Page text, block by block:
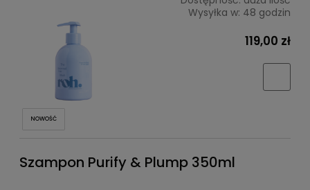
Wysyłka w: 48 godzin
119,00 zł
NOWOŚĆ
Szampon Purify & Plump 350ml